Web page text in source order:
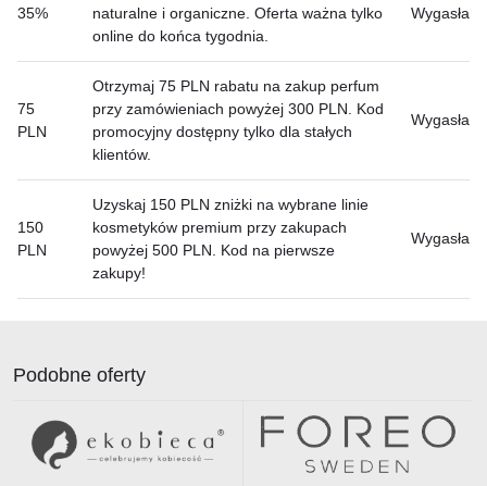
35%
naturalne i organiczne. Oferta ważna tylko
online do końca tygodnia.
Wygasła
75
PLN
Otrzymaj 75 PLN rabatu na zakup perfum
przy zamówieniach powyżej 300 PLN. Kod
promocyjny dostępny tylko dla stałych
klientów.
Wygasła
150
PLN
Uzyskaj 150 PLN zniżki na wybrane linie
kosmetyków premium przy zakupach
powyżej 500 PLN. Kod na pierwsze
zakupy!
Wygasła
Podobne oferty